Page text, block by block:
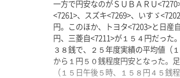
一方で円安なのがＳＵＢＡＲＵ
<7261>、スズキ<7269>、いすゞ
円。このほか、トヨタ<7203>と日産
円、三菱自<7211>が１５４円だった
３８銭で、２５年度実績の平均値（１
から１円５０銭程度円安となった。
（１５日午後５時、１５８円４５銭